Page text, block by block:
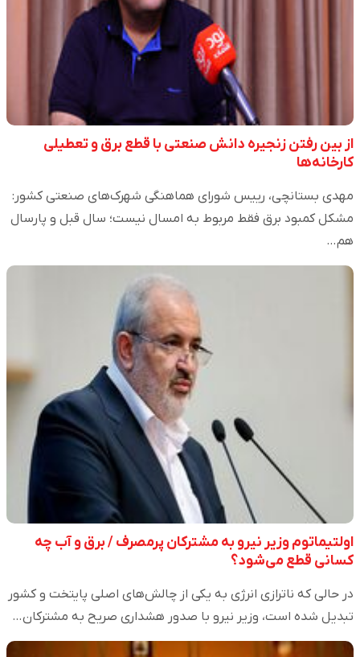
از بین رفتن زنجیره دانش صنعتی با قطع برق و تعطیلی
کارخانه‌ها
مهدی بستانچی، رییس شورای هماهنگی شهرک‌های صنعتی کشور:
مشکل کمبود برق فقط مربوط به امسال نیست؛ سال قبل و پارسال
هم…
اولتیماتوم وزیر نیرو به مشترکان پرمصرف / برق و آب چه
کسانی قطع می‌شود؟
در حالی که ناترازی انرژی به یکی از چالش‌های اصلی پایتخت و کشور
تبدیل شده است، وزیر نیرو با صدور هشداری صریح به مشترکان…